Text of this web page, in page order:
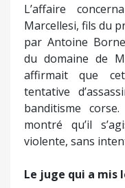
L’affaire
Marcellesi, fils du
par Antoine
du domaine de
affirmait que
tentative
banditisme
montré qu’il
violente, sans
Le juge qui a mis